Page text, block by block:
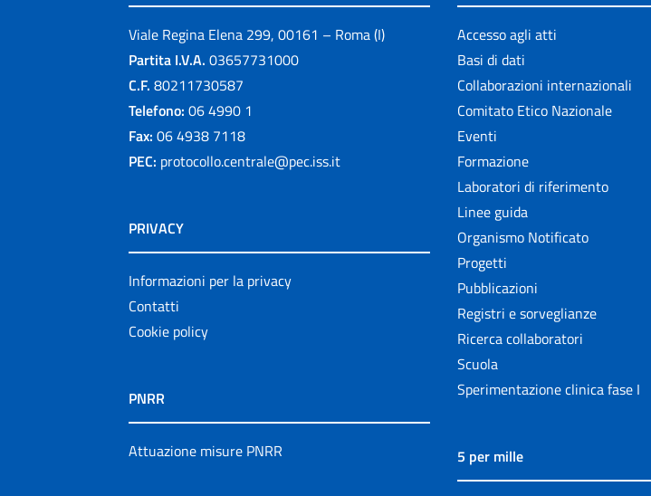
Viale Regina Elena 299, 00161 – Roma (I)
Partita I.V.A. 03657731000
C.F. 80211730587
Telefono: 06 4990 1
Fax: 06 4938 7118
PEC: protocollo.centrale@pec.iss.it
PRIVACY
Informazioni per la privacy
Contatti
Cookie policy
PNRR
Attuazione misure PNRR
Accesso agli atti
Basi di dati
Collaborazioni internazionali
Comitato Etico Nazionale
Eventi
Formazione
Laboratori di riferimento
Linee guida
Organismo Notificato
Progetti
Pubblicazioni
Registri e sorveglianze
Ricerca collaboratori
Scuola
Sperimentazione clinica fase I
5 per mille